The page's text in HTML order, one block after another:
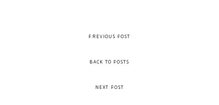
PREVIOUS POST
BACK TO POSTS
NEXT POST